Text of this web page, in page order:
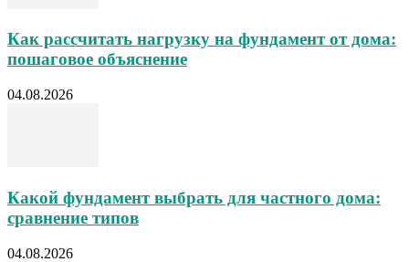
Как рассчитать нагрузку на фундамент от дома:
пошаговое объяснение
04.08.2026
Какой фундамент выбрать для частного дома:
сравнение типов
04.08.2026